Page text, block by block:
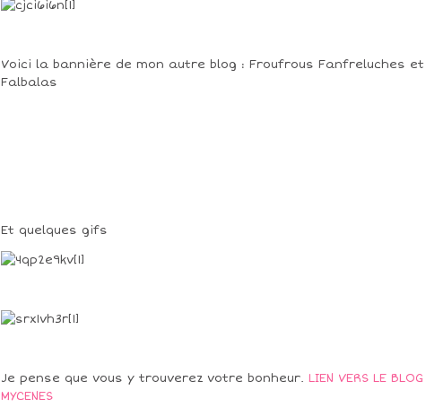
Voici la bannière de mon autre blog : Froufrous Fanfreluches et
Falbalas
Et quelques gifs
Je pense que vous y trouverez votre bonheur. LIEN VERS LE
MYCENES